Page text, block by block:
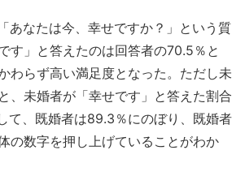
あなたは今、幸せですか？」という質
す」と答えたのは回答者の70.5％と
わらず高い満足度となった。ただし未
、未婚者が「幸せです」と答えた割合
て、既婚者は89.3％にのぼり、既婚者
の数字を押し上げていることがわか